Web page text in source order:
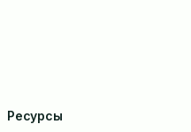
Ресурсы